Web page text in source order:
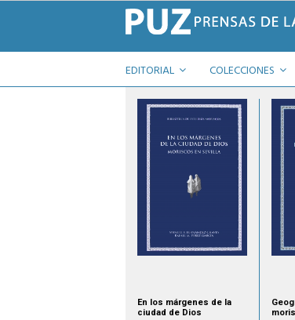
EDITORIAL COLECCIONES
En los márgenes de la
ciudad de Dios